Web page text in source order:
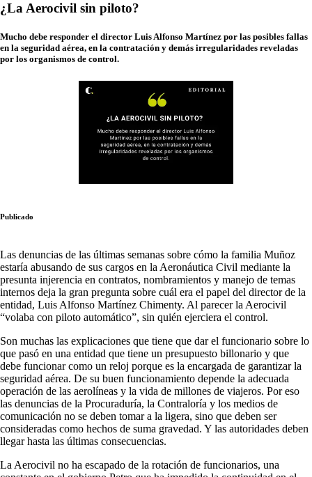
¿La Aerocivil sin piloto?
Mucho debe responder el director Luis Alfonso Martínez por las posibles fallas
en la seguridad aérea, en la contratación y demás irregularidades reveladas
por los organismos de control.
Publicado
Las denuncias de las últimas semanas sobre cómo la familia Muñoz
estaría abusando de sus cargos en la Aeronáutica Civil mediante la
presunta injerencia en contratos, nombramientos y manejo de temas
internos deja la gran pregunta sobre cuál era el papel del director de la
entidad, Luis Alfonso Martínez Chimenty. Al parecer la Aerocivil
“volaba con piloto automático”, sin quién ejerciera el control.
Son muchas las explicaciones que tiene que dar el funcionario sobre lo
que pasó en una entidad que tiene un presupuesto billonario y que
debe funcionar como un reloj porque es la encargada de garantizar la
seguridad aérea. De su buen funcionamiento depende la adecuada
operación de las aerolíneas y la vida de millones de viajeros. Por eso
las denuncias de la Procuraduría, la Contraloría y los medios de
comunicación no se deben tomar a la ligera, sino que deben ser
consideradas como hechos de suma gravedad. Y las autoridades deben
llegar hasta las últimas consecuencias.
La Aerocivil no ha escapado de la rotación de funcionarios, una